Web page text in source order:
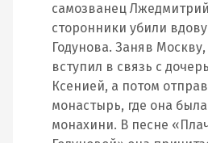
самозванец
сторонники убили
Годунова. Заняв
вступил в связь с
Ксенией, а потом
монастырь, где она
монахини. В песне